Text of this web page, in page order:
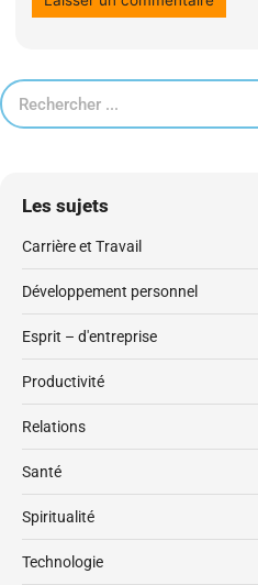
Les sujets
Carrière et Travail
Développement personnel
Esprit – d'entreprise
Productivité
Relations
Santé
Spiritualité
Technologie